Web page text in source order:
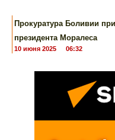
Прокуратура Боливии
президента Моралеса
10 июня 2025 06:32